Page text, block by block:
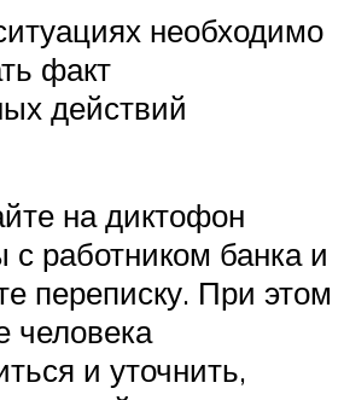
необходимо
факт
действий
на диктофон
с работником банка и
переписку. При этом
человека
и уточнить,